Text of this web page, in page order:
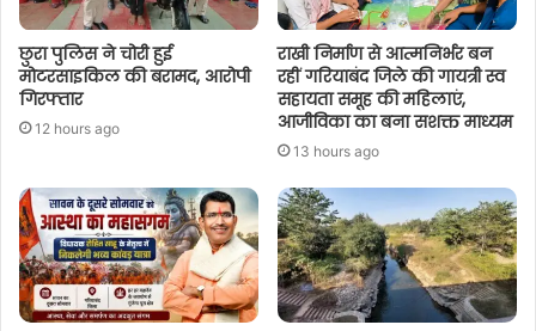
छुरा पुलिस ने चोरी हुई
मोटरसाइकिल की बरामद, आरोपी
गिरफ्तार
12 hours ago
राखी निर्माण से आत्मनिर्भर बन
रहीं गरियाबंद जिले की गायत्री स्व
सहायता समूह की महिलाएं,
आजीविका का बना सशक्त माध्यम
13 hours ago